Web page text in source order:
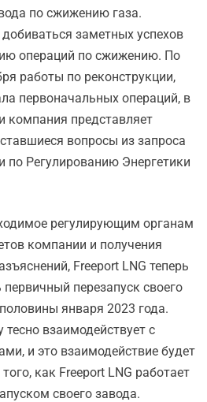
по сжижению газа.
заметных успехов
операций по сжижению. По
работы по реконструкции,
первоначальных операций, в
компания представляет
вопросы из запроса
по Регулированию Энергетики
регулирующим органам
компании и получения
Freeport LNG теперь
перезапуск своего
января 2023 года.
взаимодействует с
и это взаимодействие будет
как Freeport LNG работает
своего завода.